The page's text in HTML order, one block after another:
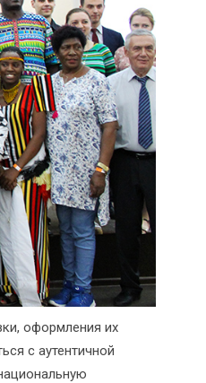
оформления их
с аутентичной